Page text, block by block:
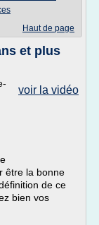
Haut de page
et plus
voir la vidéo
être la bonne
de ce
bien vos